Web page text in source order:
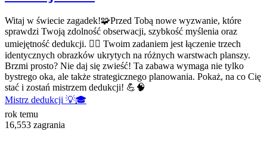
Witaj w świecie zagadek!🧩Przed Tobą nowe wyzwanie, które
sprawdzi Twoją zdolność obserwacji, szybkość myślenia oraz
umiejętność dedukcji. 🕵️‍♂️ Twoim zadaniem jest łączenie trzech
identycznych obrazków ukrytych na różnych warstwach planszy.
Brzmi prosto? Nie daj się zwieść! Ta zabawa wymaga nie tylko
bystrego oka, ale także strategicznego planowania. Pokaż, na co Cię
stać i zostań mistrzem dedukcji! 💪🧠
Mistrz dedukcji 💡🎓
rok temu
16,553 zagrania